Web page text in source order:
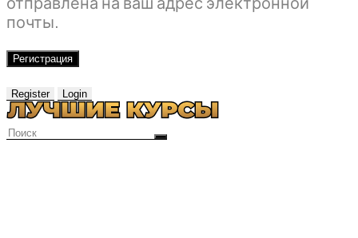
отправлена ​​на ваш адрес электронной
почты.
Регистрация
Register Login